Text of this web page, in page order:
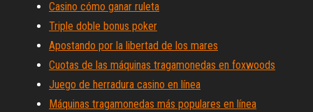
Casino cómo ganar ruleta
Triple doble bonus poker
Apostando por la libertad de los mares
Cuotas de las máquinas tragamonedas en foxwoods
Juego de herradura casino en línea
Máquinas tragamonedas más populares en línea